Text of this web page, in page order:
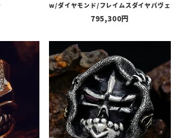
w/ダイヤモンド/フレイムスダイヤパヴェ
795,300